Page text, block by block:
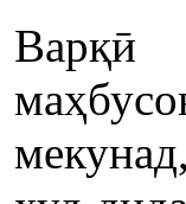
Варқӣ